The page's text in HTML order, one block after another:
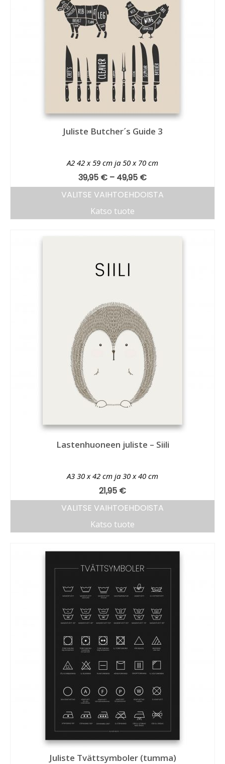
Juliste Butcher´s Guide 3
A2 42 x 59 cm ja 50 x 70 cm
39,95 € – 49,95 €
VALITSE VAIHTOEHDOISTA
Katso tuote
Lastenhuoneen juliste – Siili
A3 30 x 42 cm ja 30 x 40 cm
21,95 €
VALITSE VAIHTOEHDOISTA
Katso tuote
Juliste Tvättsymboler (tumma)